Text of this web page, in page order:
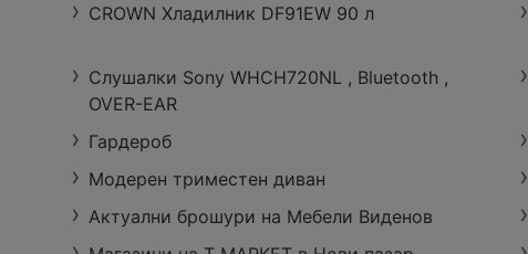
Работно време: Затворено 0,43 km
CROWN Хладилник DF91EW 90 л
Слушалки Sony WHCH720NL , Bluetooth ,
OVER-EAR
Гардероб
Модерен триместен диван
Актуални брошури на Мебели Виденов